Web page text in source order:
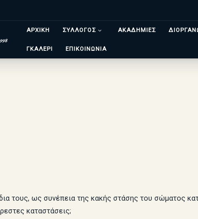
ΑΡΧΙΚΗ ΣΥΛΛΟΓΟΣ ΑΚΑΔΗΜΙΕΣ
ΓΚΑΛΕΡΙ ΕΠΙΚΟΙΝΩΝΙΑ
τους, ως συνέπεια της κακής στάσης του σώματος
καταστάσεις;